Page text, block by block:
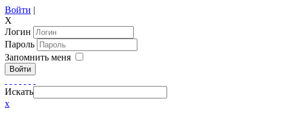
Войти |
X
Логин
Пароль
Запомнить меня
Войти
Искать
x